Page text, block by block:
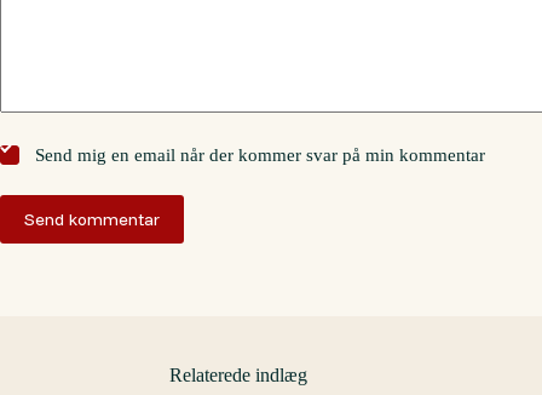
Send mig en email når der kommer svar på min kommentar
Send kommentar
Relaterede indlæg